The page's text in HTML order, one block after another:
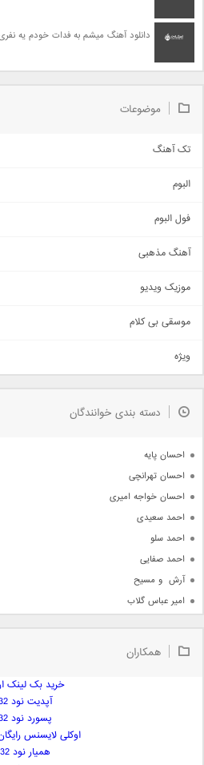
دانلود آهنگ میشم به فدات خودم یه
موضوعات
تک آهنگ
اجتماعی
حماسی
سنتی
اهنگ بندرعباسی
دمو
مذهبی
جدیدترین ها
البوم
فول البوم
آهنگ مذهبی
موزیک ویدیو
موسقی بی کلام
ویژه
دسته بندی خوانندگان
احسان پایه
احسان تهرانچی
احسان خواجه امیری
احمد سعیدی
احمد سلو
احمد صفایی
آرش  و مسیح
امیر عباس گلاب
امیر علی
همکاران
خرید بک لینک
آپدیت نود 32
پسورد نود 32
اوکلی لایسنس رایگان
همیار نود 32